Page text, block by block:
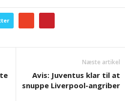
Næste artikel
Avis: Juventus klar til at
snuppe Liverpool-angriber